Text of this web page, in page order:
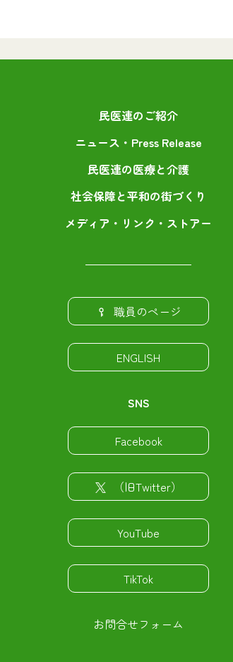
民医連のご紹介
ニュース・Press Release
民医連の医療と介護
社会保障と平和の街づくり
メディア・リンク・ストアー
職員のページ
ENGLISH
SNS
Facebook
（旧Twitter）
YouTube
TikTok
お問合せフォーム